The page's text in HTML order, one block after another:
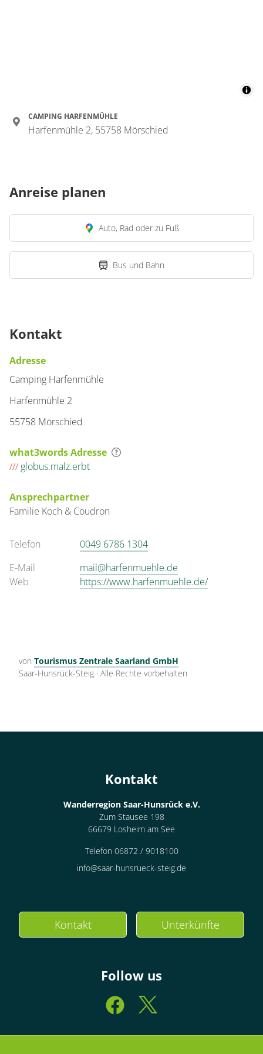
CAMPING HARFENMÜHLE
Harfenmühle 2, 55758 Mörschied
Anreise planen
Auto, Rad oder zu Fuß
Bus und Bahn
Kontakt
Adresse
Camping Harfenmühle
Harfenmühle 2
55758 Mörschied
what3words Adresse
/// globus.malz.erbt
Ansprechpartner
Familie Koch & Coudron
Telefon
0049 6786 1304
E-Mail
mail@harfenmuehle.de
Web
https://www.harfenmuehle.de/
von Tourismus Zentrale Saarland GmbH
Saar-Hunsrück-Steig · Alle Rechte vorbehalten
Kontakt
Wanderregion Saar-Hunsrück e.V.
Zum Stausee 198
66679 Losheim am See
Telefon 06872 / 9018100
info@saar-hunsrueck-steig.de
Kontakt Unterkünfte
Follow us